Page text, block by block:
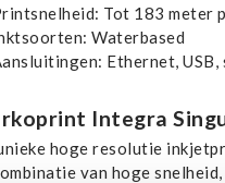
Tot 183 meter
Waterbased
Ethernet,
Integra
hoge resolutie
van hoge